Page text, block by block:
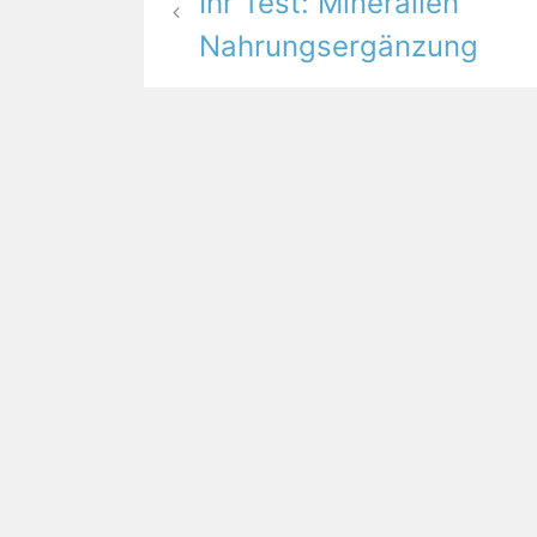
Nahrungsergänzung